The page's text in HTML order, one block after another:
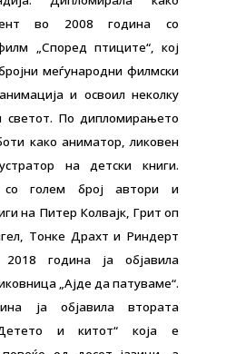
во 2008 година со
„Според птиците“, кој
меѓународни филмски
и освоил неколку
светот. По дипломирањето
како аниматор, ликовен
на детски книги.
со голем број автори и
на Питер Колвајк, Грит оп
Тонке Драхт и Риндерт
година ја објавила
„Ајде да патуваме“.
ја објавила втората
и китот“ која е